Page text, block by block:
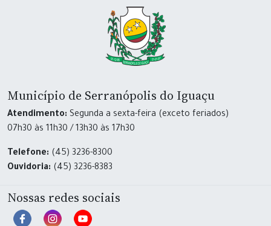
Município de Serranópolis do Iguaçu
Atendimento: Segunda a sexta-feira (exceto feriados)
07h30 às 11h30 / 13h30 às 17h30
Telefone: (45) 3236-8300
Ouvidoria: (45) 3236-8383
Nossas redes sociais